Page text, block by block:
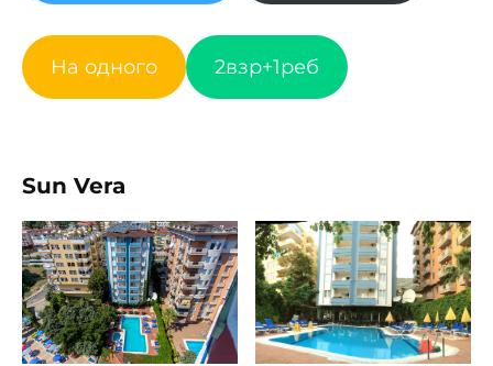
На одного 2взр+1реб
Sun Vera